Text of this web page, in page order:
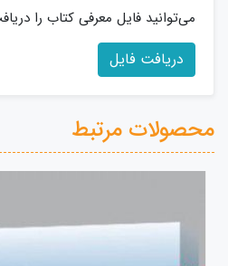
می‌توانید فایل معرفی کتاب را
دریافت فایل
محصولات مرتبط